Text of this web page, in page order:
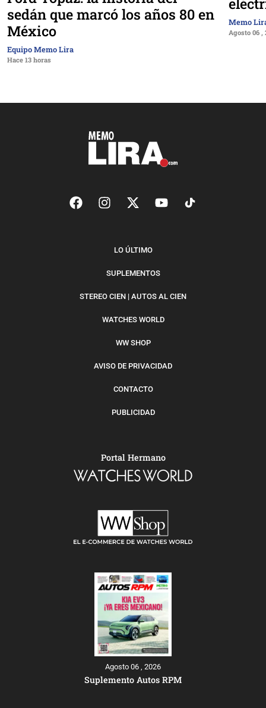
sedán que marcó los años 80 en
México
Equipo Memo Lira
Hace 13 horas
Memo
Agosto 06 ,
LO ÚLTIMO
SUPLEMENTOS
STEREO CIEN | AUTOS AL CIEN
WATCHES WORLD
WW SHOP
AVISO DE PRIVACIDAD
CONTACTO
PUBLICIDAD
Portal Hermano
Agosto 06 , 2026
Suplemento Autos RPM